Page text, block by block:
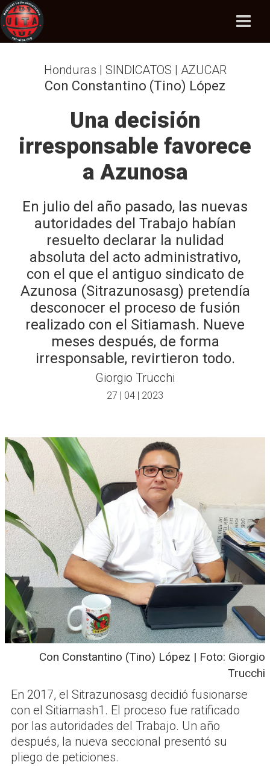
Honduras | SINDICATOS | AZUCAR
Con Constantino (Tino) López
Una decisión
irresponsable favorece
a Azunosa
En julio del año pasado, las nuevas
autoridades del Trabajo habían
resuelto declarar la nulidad
absoluta del acto administrativo,
con el que el antiguo sindicato de
Azunosa (Sitrazunosasg) pretendía
desconocer el proceso de fusión
realizado con el Sitiamash. Nueve
meses después, de forma
irresponsable, revirtieron todo.
Giorgio Trucchi
27 | 04 | 2023
Con Constantino (Tino) López | Foto: Giorgio
Trucchi
En 2017, el Sitrazunosasg decidió fusionarse
con el Sitiamash1. El proceso fue ratificado
por las autoridades del Trabajo. Un año
después, la nueva seccional presentó su
pliego de peticiones.